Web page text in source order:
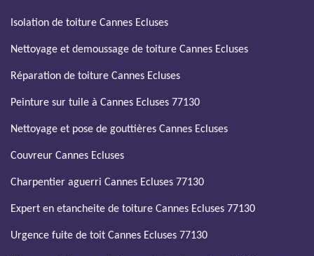
Isolation de toiture Cannes Ecluses
Nettoyage et demoussage de toiture Cannes Ecluses
Réparation de toiture Cannes Ecluses
Peinture sur tuile à Cannes Ecluses 77130
Nettoyage et pose de gouttières Cannes Ecluses
Couvreur Cannes Ecluses
Charpentier aguerri Cannes Ecluses 77130
Expert en etancheite de toiture Cannes Ecluses 77130
Urgence fuite de toit Cannes Ecluses 77130